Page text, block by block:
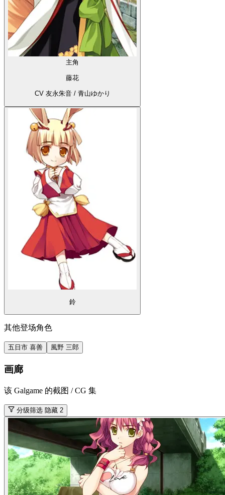
主角
藤花
CV 友永朱音 / 青山ゆかり
鈴
其他登场角色
五日市 喜善 風野 三郎
画廊
该 Galgame 的截图 / CG 集
分级筛选 隐藏 2